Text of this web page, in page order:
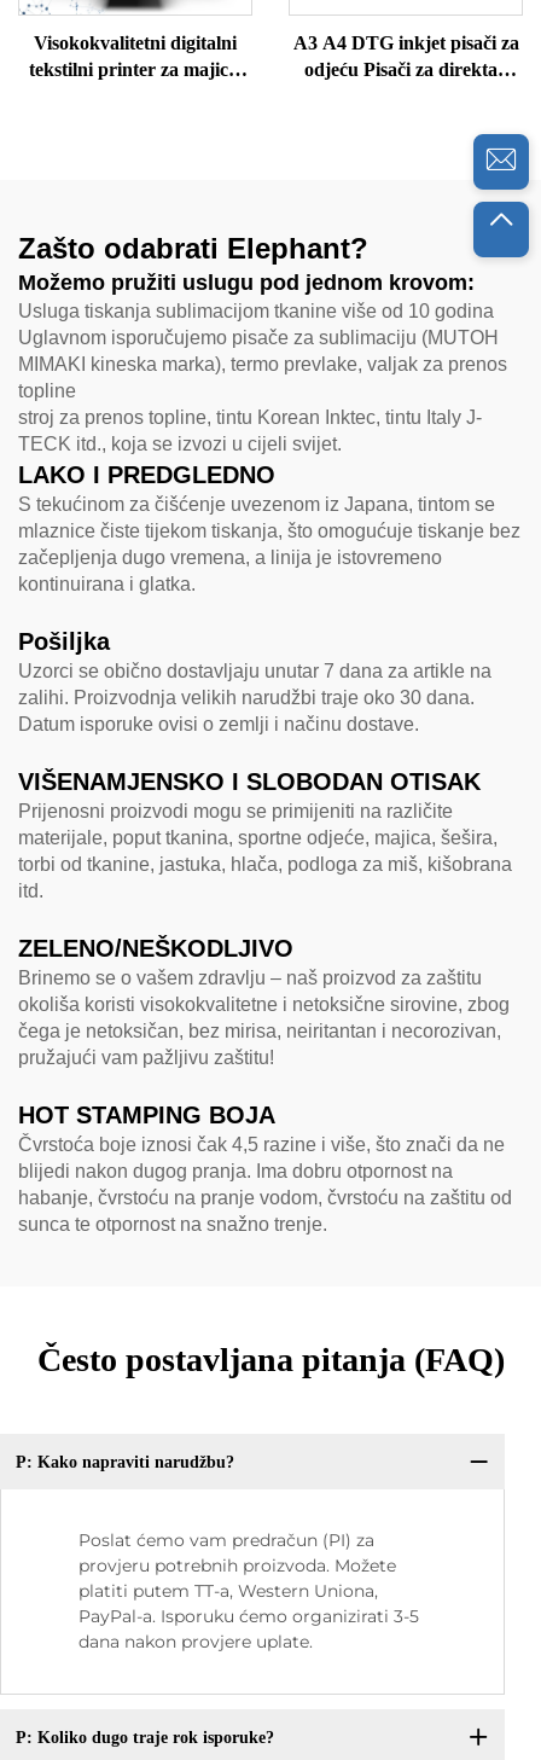
Visokokvalitetni digitalni
tekstilni printer za majice,
A3 A4 DTG inkjet pisači za
odjeću Pisači za direktan
Zašto odabrati Elephant?
Možemo pružiti uslugu pod jednom krovom:
Usluga tiskanja sublimacijom tkanine više od 10 godina
Uglavnom isporučujemo pisače za sublimaciju (MUTOH
MIMAKI kineska marka), termo prevlake, valjak za prenos
topline
stroj za prenos topline, tintu Korean Inktec, tintu Italy J-
TECK itd., koja se izvozi u cijeli svijet.
LAKO I PREDGLEDNO
S tekućinom za čišćenje uvezenom iz Japana, tintom se
mlaznice čiste tijekom tiskanja, što omogućuje tiskanje bez
začepljenja dugo vremena, a linija je istovremeno
kontinuirana i glatka.
Pošiljka
Uzorci se obično dostavljaju unutar 7 dana za artikle na
zalihi. Proizvodnja velikih narudžbi traje oko 30 dana.
Datum isporuke ovisi o zemlji i načinu dostave.
VIŠENAMJENSKO I SLOBODAN OTISAK
Prijenosni proizvodi mogu se primijeniti na različite
materijale, poput tkanina, sportne odjeće, majica, šešira,
torbi od tkanine, jastuka, hlača, podloga za miš, kišobrana
itd.
ZELENO/NEŠKODLJIVO
Brinemo se o vašem zdravlju – naš proizvod za zaštitu
okoliša koristi visokokvalitetne i netoksične sirovine, zbog
čega je netoksičan, bez mirisa, neiritantan i necorozivan,
pružajući vam pažljivu zaštitu!
HOT STAMPING BOJA
Čvrstoća boje iznosi čak 4,5 razine i više, što znači da ne
blijedi nakon dugog pranja. Ima dobru otpornost na
habanje, čvrstoću na pranje vodom, čvrstoću na zaštitu od
sunca te otpornost na snažno trenje.
Često postavljana pitanja (FAQ)
P: Kako napraviti narudžbu?
Poslat ćemo vam predračun (PI) za
provjeru potrebnih proizvoda. Možete
platiti putem TT-a, Western Uniona,
PayPal-a. Isporuku ćemo organizirati 3-5
dana nakon provjere uplate.
P: Koliko dugo traje rok isporuke?